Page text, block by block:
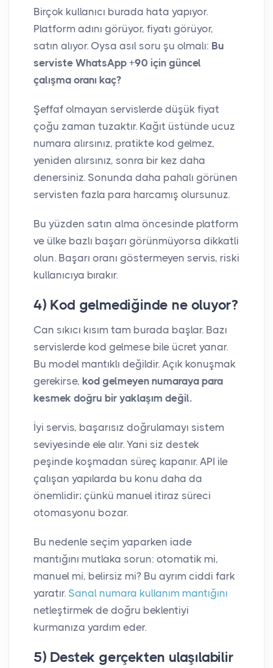
Birçok kullanıcı burada hata yapıyor.
Platform adını görüyor, fiyatı görüyor,
satın alıyor. Oysa asıl soru şu olmalı: Bu
serviste WhatsApp +90 için güncel
çalışma oranı kaç?
Şeffaf olmayan servislerde düşük fiyat
çoğu zaman tuzaktır. Kağıt üstünde ucuz
numara alırsınız, pratikte kod gelmez,
yeniden alırsınız, sonra bir kez daha
denersiniz. Sonunda daha pahalı görünen
servisten fazla para harcamış olursunuz.
Bu yüzden satın alma öncesinde platform
ve ülke bazlı başarı görünmüyorsa dikkatli
olun. Başarı oranı göstermeyen servis, riski
kullanıcıya bırakır.
4) Kod gelmediğinde ne oluyor?
Can sıkıcı kısım tam burada başlar. Bazı
servislerde kod gelmese bile ücret yanar.
Bu model mantıklı değildir. Açık konuşmak
gerekirse, kod gelmeyen numaraya para
kesmek doğru bir yaklaşım değil.
İyi servis, başarısız doğrulamayı sistem
seviyesinde ele alır. Yani siz destek
peşinde koşmadan süreç kapanır. API ile
çalışan yapılarda bu konu daha da
önemlidir; çünkü manuel itiraz süreci
otomasyonu bozar.
Bu nedenle seçim yaparken iade
mantığını mutlaka sorun: otomatik mi,
manuel mi, belirsiz mi? Bu ayrım ciddi fark
yaratır. Sanal numara kullanım mantığını
netleştirmek de doğru beklentiyi
kurmanıza yardım eder.
5) Destek gerçekten ulaşılabilir